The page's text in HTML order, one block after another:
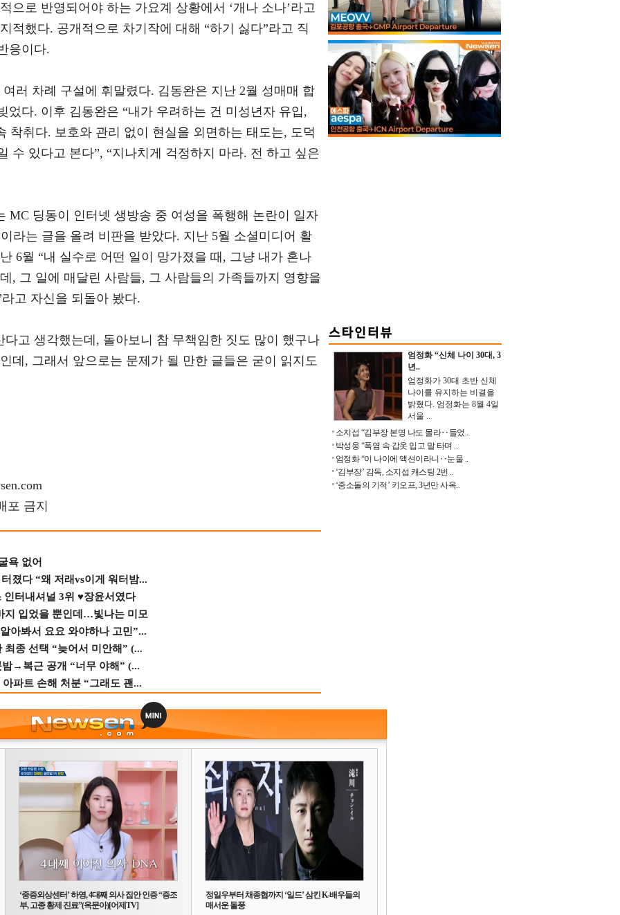
으로 반영되어야 하는 가요계 상황에서 ‘개나 소나’라고
적했다. 공개적으로 차기작에 대해 “하기 싫다”라고 직
응이다.
러 차례 구설에 휘말렸다. 김동완은 지난 2월 성매매 합
었다. 이후 김동완은 “내가 우려하는 건 미성년자 유입,
착취다. 보호와 관리 없이 현실을 외면하는 태도는, 도덕
수 있다고 본다”, “지나치게 걱정하지 마라. 전 하고 싶은
MC 딩동이 인터넷 생방송 중 여성을 폭행해 논란이 일자
라는 글을 올려 비판을 받았다. 지난 5월 소셜미디어 활
6월 “내 실수로 어떤 일이 망가졌을 때, 그냥 내가 혼나
, 그 일에 매달린 사람들, 그 사람들의 가족들까지 영향을
고 자신을 되돌아 봤다.
고 생각했는데, 돌아보니 참 무책임한 짓도 많이 했구나
데, 그래서 앞으로는 문제가 될 만한 글들은 굳이 읽지도
포 금지
욕 없어
졌다 “왜 저래vs이게 워터밤...
인터내셔널 3위 ♥장윤서였다
지 입었을 뿐인데…빛나는 미모
아봐서 요요 와야하나 고민”...
종 선택 “늦어서 미안해” (...
→복근 공개 “너무 야해” (...
파트 손해 처분 “그래도 괜...
엄정화 “신체 나이 30대, 3
년..
엄정화가 30대 초반 신체
나이를 유지하는 비결을
밝혔다. 엄정화는 8월 4일
서울 ..
소지섭 “김부장 본명 나도 몰라‥들었..
박성웅 “폭염 속 갑옷 입고 말 타며 ..
엄정화 “이 나이에 액션이라니‥눈물 ..
‘김부장’ 감독, 소지섭 캐스팅 2번 ..
‘중소돌의 기적’ 키오프, 3년만 사옥..
‘중증외상센터’ 하영, 4대째 의사 집안 인증 “증조
부, 고종 황제 진료”(옥문아)[어제TV]
정일우부터 채종협까지 ‘일드’ 삼킨 K-배우들의
매서운 돌풍